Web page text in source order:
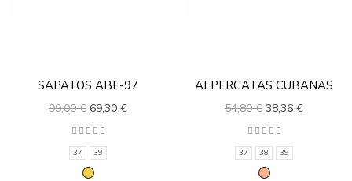
SAPATOS ABF-97
99,00 € 69,30 €
37 39
ALPERCATAS CUBANAS
54,80 € 38,36 €
37 38 39